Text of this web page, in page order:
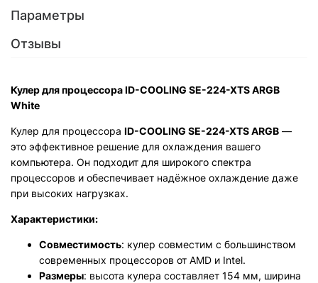
Параметры
Отзывы
Кулер для процессора ID-COOLING SE-224-XTS ARGB
White
Кулер для процессора ID-COOLING SE-224-XTS ARGB —
это эффективное решение для охлаждения вашего
компьютера. Он подходит для широкого спектра
процессоров и обеспечивает надёжное охлаждение даже
при высоких нагрузках.
Характеристики:
Совместимость: кулер совместим с большинством
современных процессоров от AMD и Intel.
Размеры: высота кулера составляет 154 мм, ширина